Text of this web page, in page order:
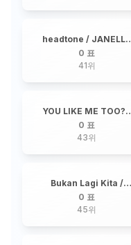
headtone / JANELLA
SALVADOR
0 표
41위
YOU LIKE ME TOO? /
THX
0 표
43위
Bukan Lagi Kita /
NADEERA
0 표
45위